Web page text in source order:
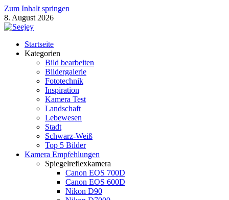
Zum Inhalt springen
8. August 2026
Seejey Fotoblog
Fotografie Magazin von Khoa Nguyen
Startseite
Kategorien
Bild bearbeiten
Bildergalerie
Fototechnik
Inspiration
Kamera Test
Landschaft
Lebewesen
Stadt
Schwarz-Weiß
Top 5 Bilder
Kamera Empfehlungen
Spiegelreflexkamera
Canon EOS 700D
Canon EOS 600D
Nikon D90